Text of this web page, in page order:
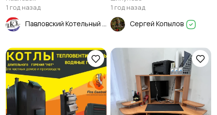
1 год назад
Павловский Котельный Завод
1 год назад
Сергей Копылов